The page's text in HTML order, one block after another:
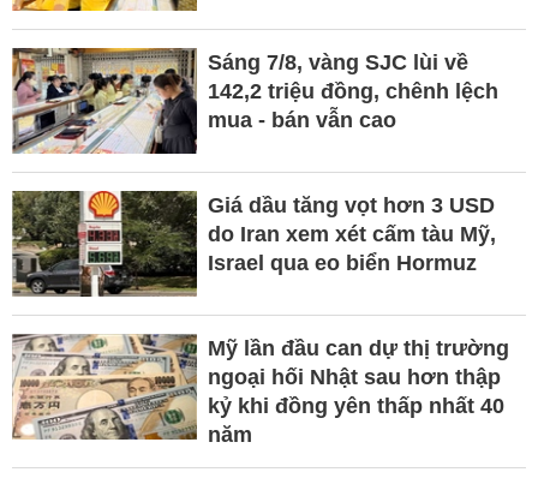
Sáng 7/8, vàng SJC lùi về
142,2 triệu đồng, chênh lệch
mua - bán vẫn cao
Giá dầu tăng vọt hơn 3 USD
do Iran xem xét cấm tàu Mỹ,
Israel qua eo biển Hormuz
Mỹ lần đầu can dự thị trường
ngoại hối Nhật sau hơn thập
kỷ khi đồng yên thấp nhất 40
năm